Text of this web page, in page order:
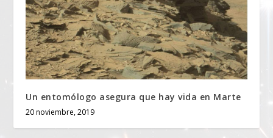
Un entomólogo asegura que hay vida en Marte
20 noviembre, 2019